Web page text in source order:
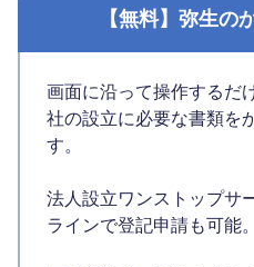
【無料】弥生の
画面に沿って操作するだ
社の設立に必要な書類を
す。
法人設立ワンストップサ
ラインで登記申請も可能。